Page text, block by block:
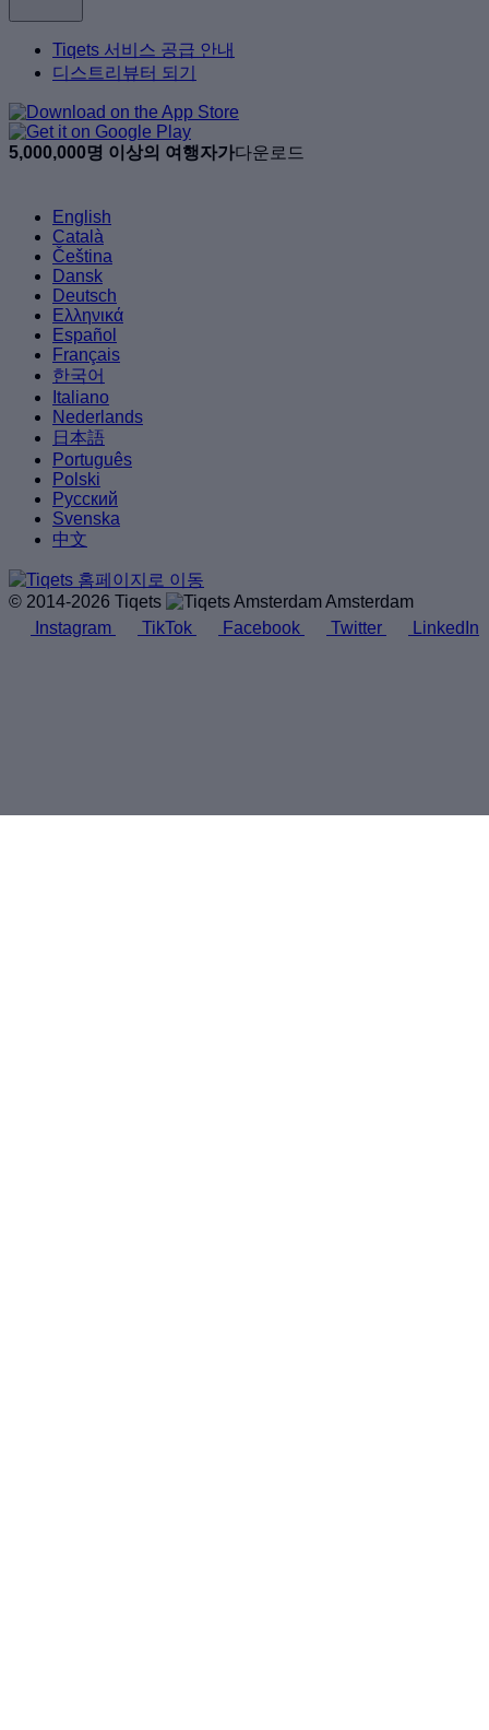
Tiqets 서비스 공급 안내
디스트리뷰터 되기
5,000,000명 이상의 여행자가다운로드
English
Català
Čeština
Dansk
Deutsch
Ελληνικά
Español
Français
한국어
Italiano
Nederlands
日本語
Português
Polski
Русский
Svenska
中文
© 2014-2026 Tiqets
Amsterdam
Instagram
TikTok Facebook Twitter LinkedIn